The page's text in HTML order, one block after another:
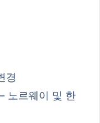
경
노르웨이 및 한